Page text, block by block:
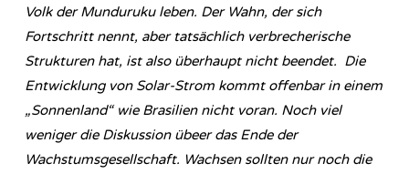
Volk der Munduruku leben. Der Wahn, der sich
Fortschritt nennt, aber tatsächlich verbrecherische
Strukturen hat, ist also überhaupt nicht beendet. Die
Entwicklung von Solar-Strom kommt offenbar in einem
„Sonnenland“ wie Brasilien nicht voran. Noch viel
weniger die Diskussion übeer das Ende der
Wachstumsgesellschaft. Wachsen sollten nur noch die